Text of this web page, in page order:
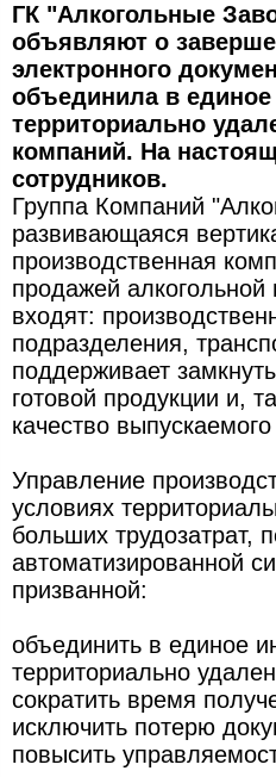
ГК "Алкогольные
объявляют о
электронного
объединила в
территориально
компаний. На
сотрудников.
Группа Компаний
развивающаяся
производственная
продажей алкогольной
входят:
подразделения,
поддерживает
готовой продукции и,
качество
Управление
условиях
больших трудозатрат,
автоматизированной
призванной:
объединить в единое
территориально
сократить время
исключить потерю
повысить